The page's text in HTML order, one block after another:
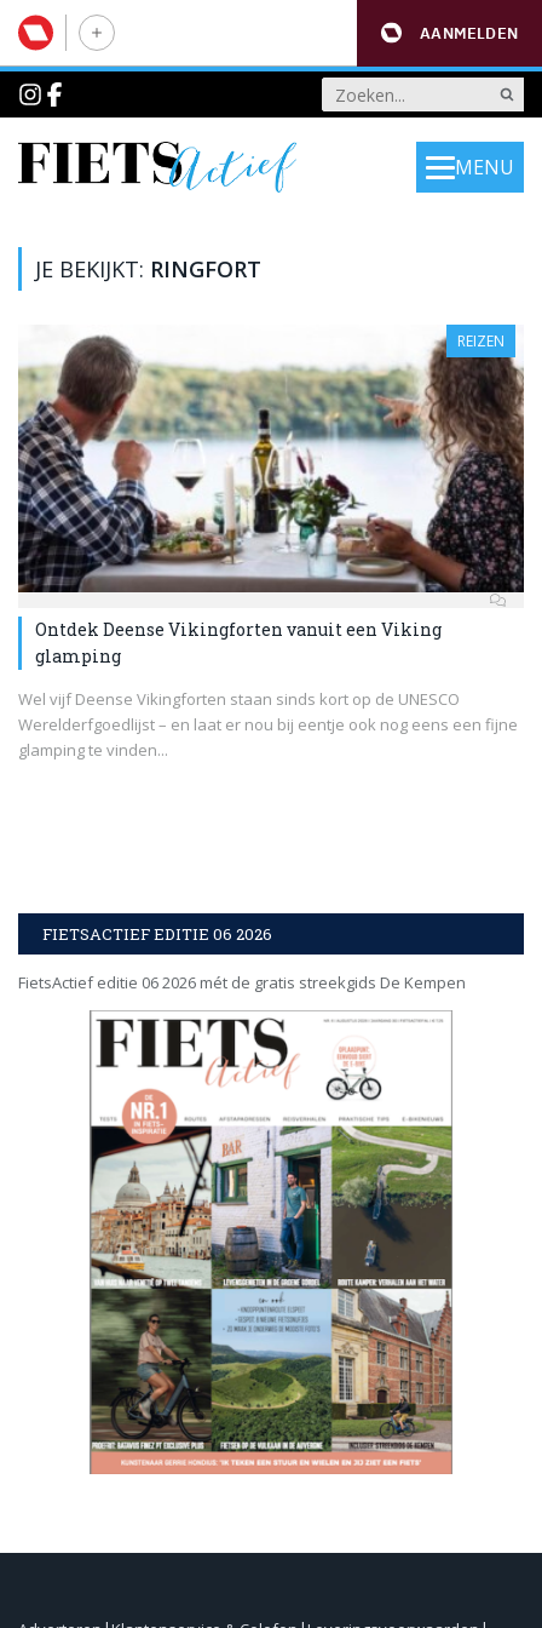
AANMELDEN
MENU
JE BEKIJKT: RINGFORT
REIZEN
Ontdek Deense Vikingforten vanuit een Viking
glamping
Wel vijf Deense Vikingforten staan sinds kort op de UNESCO
Werelderfgoedlijst – en laat er nou bij eentje ook nog eens een fijne
glamping te vinden...
FIETSACTIEF EDITIE 06 2026
FietsActief editie 06 2026 mét de gratis streekgids De Kempen